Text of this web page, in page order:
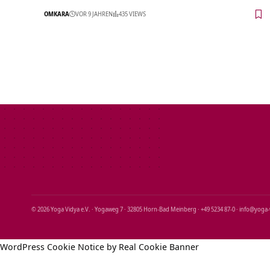
OMKARA VOR 9 JAHREN 435 VIEWS
© 2026 Yoga Vidya e.V. · Yogaweg 7 · 32805 Horn‑Bad Meinberg · +49 5234 87‑0 ·
WordPress Cookie Notice by Real Cookie Banner